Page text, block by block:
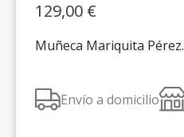
129,00 €
Muñeca Mariquita Pérez.
Envío a domicilio